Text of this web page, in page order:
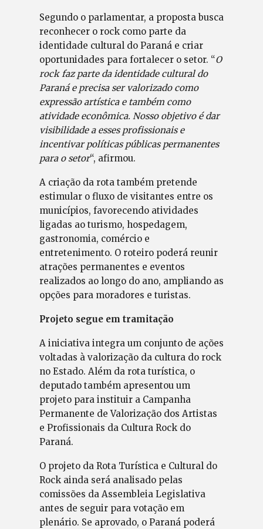
Segundo o parlamentar, a proposta busca
reconhecer o rock como parte da
identidade cultural do Paraná e criar
oportunidades para fortalecer o setor. “O
rock faz parte da identidade cultural do
Paraná e precisa ser valorizado como
expressão artística e também como
atividade econômica. Nosso objetivo é dar
visibilidade a esses profissionais e
incentivar políticas públicas permanentes
para o setor“, afirmou.
A criação da rota também pretende
estimular o fluxo de visitantes entre os
municípios, favorecendo atividades
ligadas ao turismo, hospedagem,
gastronomia, comércio e
entretenimento. O roteiro poderá reunir
atrações permanentes e eventos
realizados ao longo do ano, ampliando as
opções para moradores e turistas.
Projeto segue em tramitação
A iniciativa integra um conjunto de ações
voltadas à valorização da cultura do rock
no Estado. Além da rota turística, o
deputado também apresentou um
projeto para instituir a Campanha
Permanente de Valorização dos Artistas
e Profissionais da Cultura Rock do
Paraná.
O projeto da Rota Turística e Cultural do
Rock ainda será analisado pelas
comissões da Assembleia Legislativa
antes de seguir para votação em
plenário. Se aprovado, o Paraná poderá